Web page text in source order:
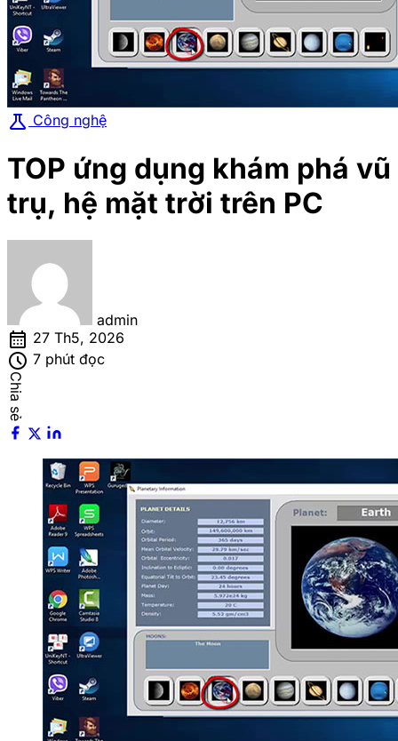
science Công nghệ
TOP ứng dụng khám phá vũ
trụ, hệ mặt trời trên PC
admin
calendar_month 27 Th5, 2026
schedule 7 phút đọc
Chia sẻ